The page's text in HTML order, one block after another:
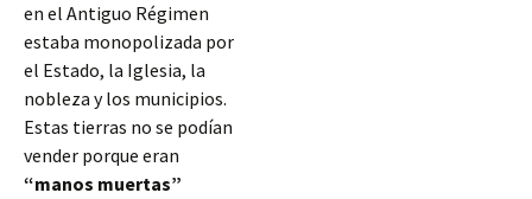
en el Antiguo Régimen
estaba monopolizada por
el Estado, la Iglesia, la
nobleza y los municipios.
Estas tierras no se podían
vender porque eran
“manos muertas”